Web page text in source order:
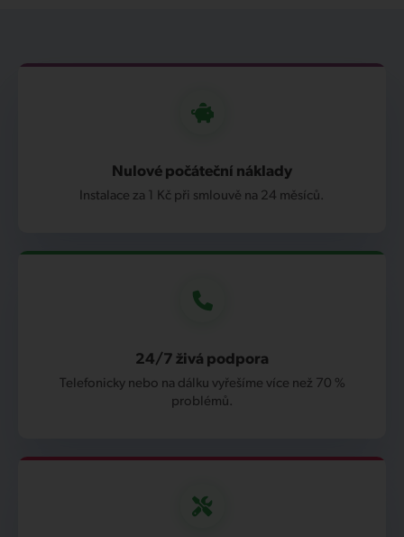
Nulové počáteční náklady
Instalace za 1 Kč při smlouvě na 24 měsíců.
24/7 živá podpora
Telefonicky nebo na dálku vyřešíme více než 70 %
problémů.